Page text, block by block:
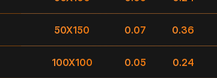
50X150 0.07 0.36
100X100 0.05 0.24